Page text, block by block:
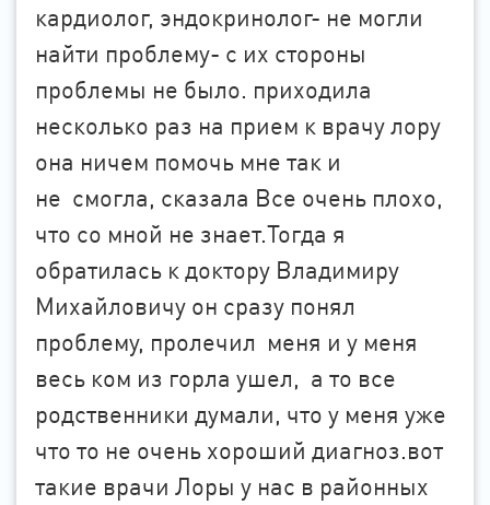
кардиолог, эндокринолог- не могли
найти проблему- с их стороны
проблемы не было. приходила
несколько раз на прием к врачу лору
она ничем помочь мне так и
не смогла, сказала Все очень плохо,
что со мной не знает.Тогда я
обратилась к доктору Владимиру
Михайловичу он сразу понял
проблему, пролечил меня и у меня
весь ком из горла ушел, а то все
родственники думали, что у меня уже
что то не очень хороший диагноз.вот
такие врачи Лоры у нас в районных